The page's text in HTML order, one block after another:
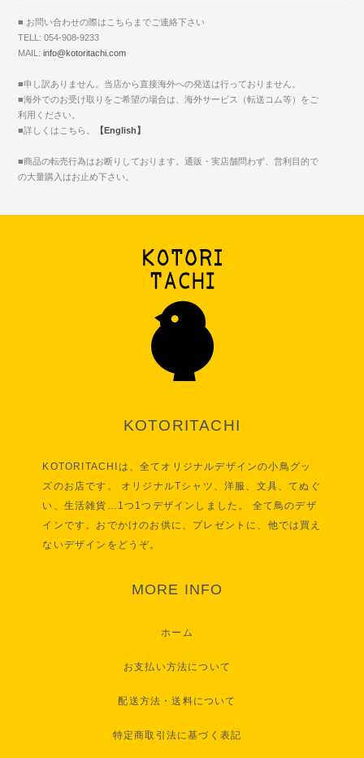
■ お問い合わせの際はこちらまでご連絡下さい
TELL: 054-908-9233
MAIL:info@kotoritachi.com
■申し訳ありません。当店から直接海外への発送は行っておりません。
■海外でのお受け取りをご希望の場合は、海外サービス（転送コム等）をご
利用ください。
■詳しくはこちら。
【English】
■商品の転売行為はお断りしております。通販・実店舗問わず、営利目的で
の大量購入はお止め下さい。
KOTORITACHI
KOTORITACHIは、全てオリジナルデザインの小鳥グッ
ズのお店です。 オリジナルTシャツ、洋服、文具、てぬぐ
い、生活雑貨…1つ1つデザインしました。 全て鳥のデザ
インです。おでかけのお供に、プレゼントに、他では買え
ないデザインをどうぞ。
MORE INFO
ホーム
お支払い方法について
配送方法・送料について
特定商取引法に基づく表記